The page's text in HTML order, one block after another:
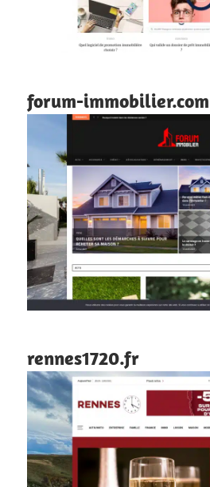
forum-immobilier.com
rennes1720.fr